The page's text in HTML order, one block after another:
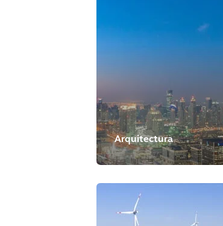
Arquitectura